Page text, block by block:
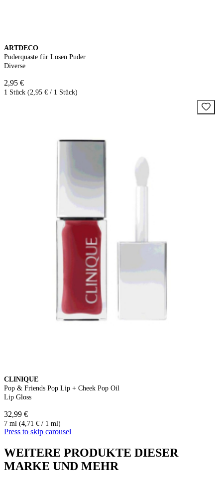
ARTDECO
Puderquaste für Losen Puder
Diverse
2,95 €
1 Stück (2,95 € / 1 Stück)
CLINIQUE
Pop & Friends Pop Lip + Cheek Pop Oil
Lip Gloss
32,99 €
7 ml (4,71 € / 1 ml)
Press to skip carousel
WEITERE PRODUKTE DIESER
MARKE UND MEHR